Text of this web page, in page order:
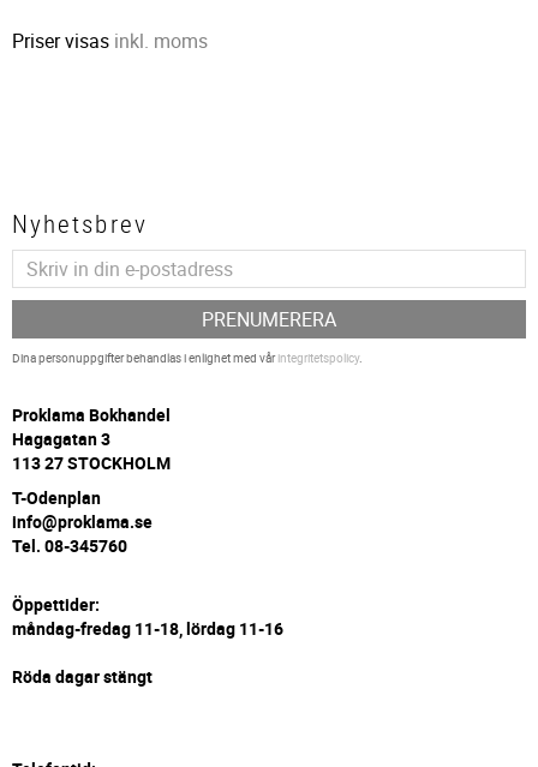
Priser visas inkl. moms
Nyhetsbrev
PRENUMERERA
Dina personuppgifter behandlas i enlighet med vårintegritetspolicy.
Proklama Bokhandel
Hagagatan 3
113 27 STOCKHOLM
T-Odenplan
info@proklama.se
Tel. 08-345760
Öppettider:
måndag-fredag 11-18, lördag 11-16
Röda dagar stängt